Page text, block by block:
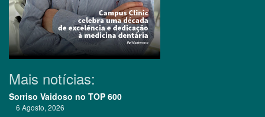
Mais notícias:
Sorriso Vaidoso no TOP 600
6 Agosto, 2026